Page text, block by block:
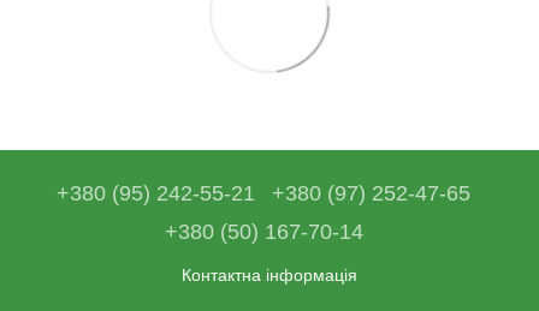
+380 (95) 242-55-21
+380 (97) 252-47-65
+380 (50) 167-70-14
Контактна інформація